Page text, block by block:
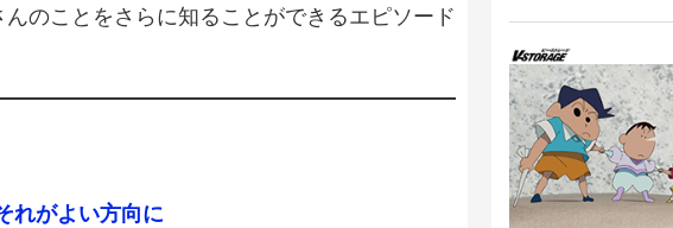
のことをさらに知ることができるエピソード
れがよい方向に